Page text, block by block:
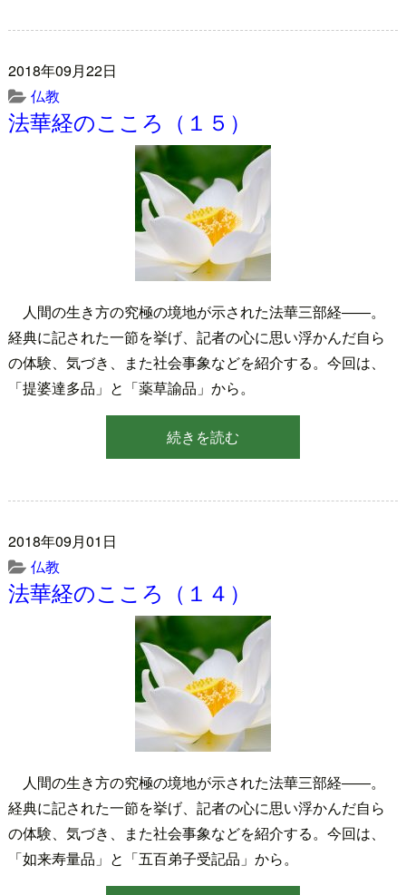
2018年09月22日
仏教
法華経のこころ（１５）
人間の生き方の究極の境地が示された法華三部経――。
経典に記された一節を挙げ、記者の心に思い浮かんだ自ら
の体験、気づき、また社会事象などを紹介する。今回は、
「提婆達多品」と「薬草諭品」から。
続きを読む
2018年09月01日
仏教
法華経のこころ（１４）
人間の生き方の究極の境地が示された法華三部経――。
経典に記された一節を挙げ、記者の心に思い浮かんだ自ら
の体験、気づき、また社会事象などを紹介する。今回は、
「如来寿量品」と「五百弟子受記品」から。